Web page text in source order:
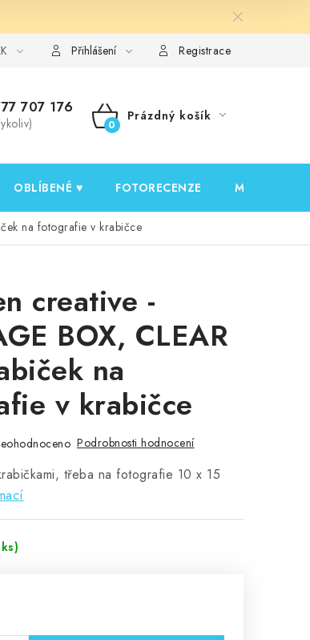
osobních údajů Ověřování recenzí
Přihlášení Registrace
707 176
NÁKUPNÍ
Prázdný košík
OBLÍBENÉ ♥️ FOTORECENZE MOJE
na fotografie v krabičce
creative -
BOX, CLEAR
na
v krabičce
Podrobnosti hodnocení
třeba na fotografie 10 x 15